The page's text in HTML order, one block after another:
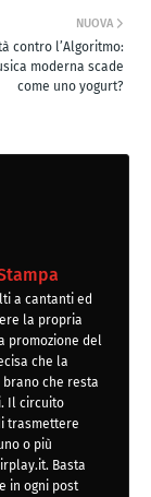
NUOVA
contro l’Algoritmo:
moderna scade
come uno yogurt?
a cantanti ed
la propria
promozione del
che la
che resta
Il circuito
trasmettere
o più
Basta
in ogni post